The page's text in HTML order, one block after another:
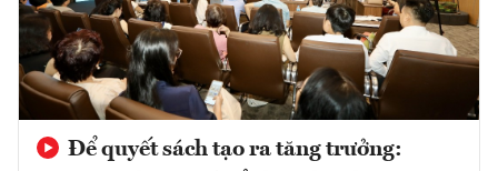
Để quyết sách tạo ra tăng trưởng: